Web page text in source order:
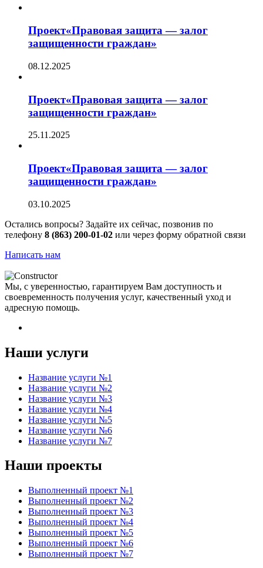
Проект«Правовая защита — залог
защищенности граждан»
08.12.2025
Проект«Правовая защита — залог
защищенности граждан»
25.11.2025
Проект«Правовая защита — залог
защищенности граждан»
03.10.2025
Остались вопросы? Задайте их сейчас, позвонив по
телефону 8 (863) 200-01-02 или через форму обратной связи
Написать нам
Мы, с уверенностью, гарантируем Вам доступность и
своевременность получения услуг, качественный уход и
адресную помощь.
Наши услуги
Название услуги №1
Название услуги №2
Название услуги №3
Название услуги №4
Название услуги №5
Название услуги №6
Название услуги №7
Наши проекты
Выполненный проект №1
Выполненный проект №2
Выполненный проект №3
Выполненный проект №4
Выполненный проект №5
Выполненный проект №6
Выполненный проект №7